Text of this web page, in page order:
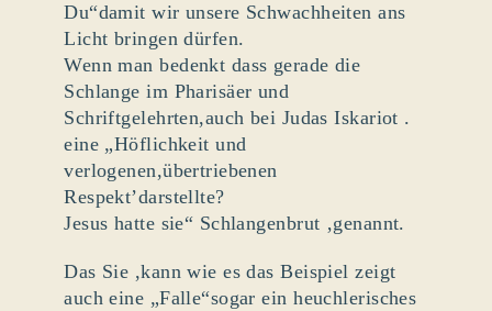
Du“damit wir unsere Schwachheiten ans
Licht bringen dürfen.
Wenn man bedenkt dass gerade die
Schlange im Pharisäer und
Schriftgelehrten,auch bei Judas Iskariot .
eine „Höflichkeit und
verlogenen,übertriebenen
Respekt’darstellte?
Jesus hatte sie“ Schlangenbrut ‚genannt.
Das Sie ,kann wie es das Beispiel zeigt
auch eine „Falle“sogar ein heuchlerisches